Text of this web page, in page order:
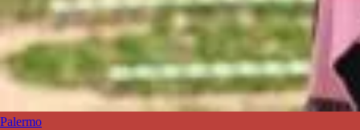
Palermo